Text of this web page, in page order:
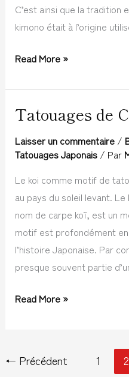
C’est ainsi que la tradition
kimono était à l’origine
Read More »
Tatouages de
Laisser un commentaire /
Tatouages Japonais/ Par
Le koi comme motif de
au pays du soleil levant.
nom de carpe koï, est un
motif est profondément
l’histoire Japonaise. Par
presque souvent partie
Tatouages
Carpe
Read More »
← Précédent 1 2